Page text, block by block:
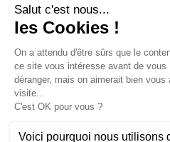
Politiques de